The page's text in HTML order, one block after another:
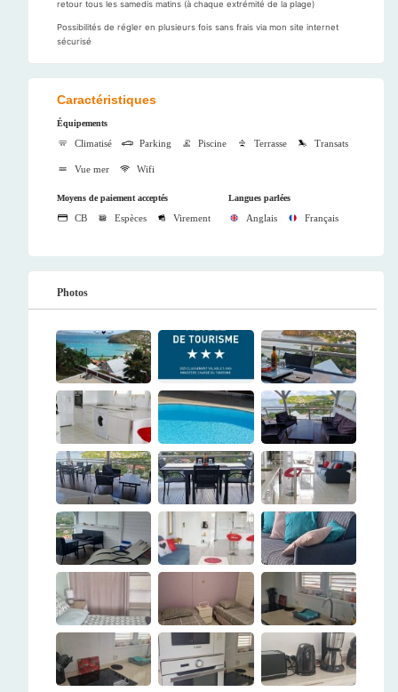
retour tous les samedis matins (à chaque extrémité de la plage)
Possibilités de régler en plusieurs fois sans frais via mon site internet
sécurisé
Caractéristiques
Équipements
Climatisé Parking Piscine Terrasse Transats
Vue mer Wifi
Moyens de paiement acceptés
CB Espèces Virement
Langues parlées
Anglais Français
Photos